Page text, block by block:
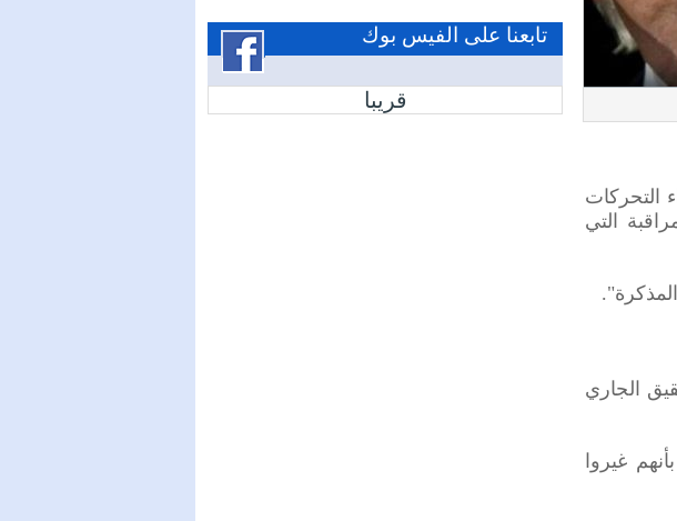
التحركات
التي
الجاري
غيروا
تابعنا على الفيس بوك
قريبا